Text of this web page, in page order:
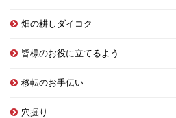
畑の耕しダイコク
皆様のお役に立てるよう
移転のお手伝い
穴掘り